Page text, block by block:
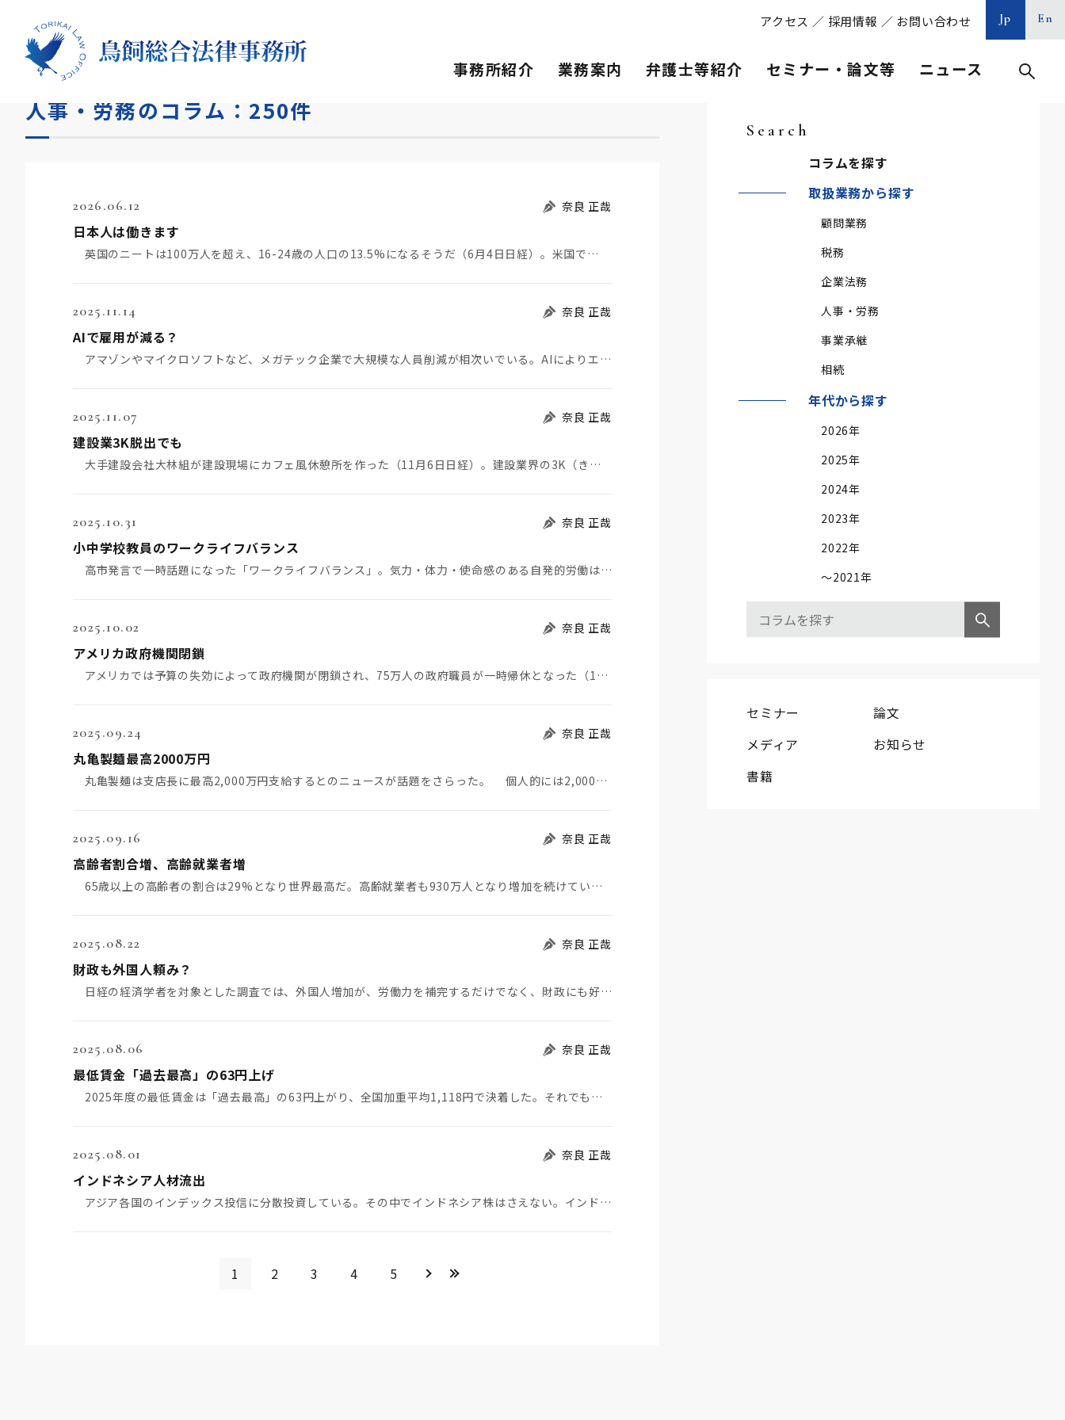
アクセス ／ 採用情報 ／ お問い合わせ Jp En
事務所紹介 業務案内 弁護士等紹介 セミナー・論文等 ニュース
HOME
人事・労務のコラム：250件
2026.06.12 奈良 正哉
日本人は働きます
英国のニートは100万人を超え、16-24歳の人口の13.5%になるそうだ（6月4日日経）。米国で…
2025.11.14 奈良 正哉
AIで雇用が減る？
アマゾンやマイクロソフトなど、メガテック企業で大規模な人員削減が相次いでいる。AIによりエンジニア…
2025.11.07 奈良 正哉
建設業3K脱出でも
大手建設会社大林組が建設現場にカフェ風休憩所を作った（11月6日日経）。建設業界の3K（きつい、汚…
2025.10.31 奈良 正哉
小中学校教員のワークライフバランス
高市発言で一時話題になった「ワークライフバランス」。気力・体力・使命感のある自発的労働はこんな建前…
2025.10.02 奈良 正哉
アメリカ政府機関閉鎖
アメリカでは予算の失効によって政府機関が閉鎖され、75万人の政府職員が一時帰休となった（10月1日…
2025.09.24 奈良 正哉
丸亀製麺最高2000万円
丸亀製麺は支店長に最高2,000万円支給するとのニュースが話題をさらった。 個人的には2,000…
2025.09.16 奈良 正哉
高齢者割合増、高齢就業者増
65歳以上の高齢者の割合は29%となり世界最高だ。高齢就業者も930万人となり増加を続けている（9…
2025.08.22 奈良 正哉
財政も外国人頼み？
日経の経済学者を対象とした調査では、外国人増加が、労働力を補完するだけでなく、財政にも好影響を与え…
2025.08.06 奈良 正哉
最低賃金「過去最高」の63円上げ
2025年度の最低賃金は「過去最高」の63円上がり、全国加重平均1,118円で決着した。それでも企…
2025.08.01 奈良 正哉
インドネシア人材流出
アジア各国のインデックス投信に分散投資している。その中でインドネシア株はさえない。インドやベトナム…
1 2 3 4 5 ＞
Search
コラムを探す
取扱業務から探す
顧問業務
税務
企業法務
人事・労務
事業承継
相続
年代から探す
2026年
2025年
2024年
2023年
2022年
～2021年
セミナー
論文
メディア
お知らせ
書籍